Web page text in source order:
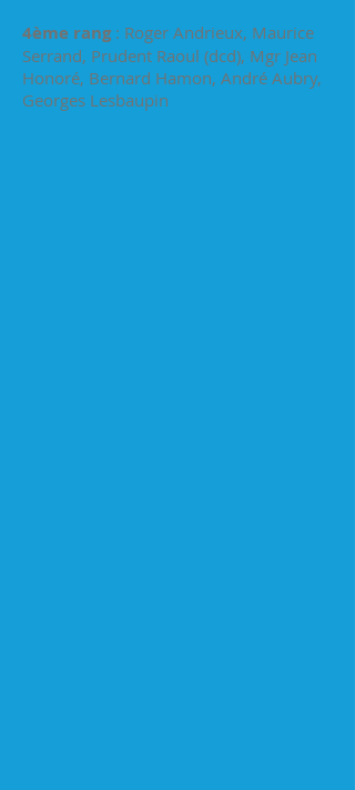
4ème rang : Roger Andrieux, Maurice
Serrand, Prudent Raoul (dcd), Mgr Jean
Honoré, Bernard Hamon, André Aubry,
Georges Lesbaupin